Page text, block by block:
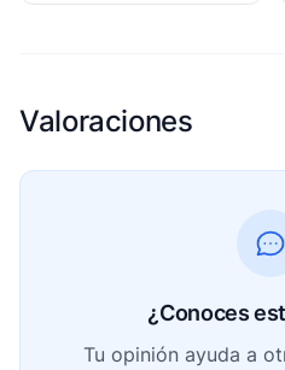
Valoraciones
¿Conoces
Tu opinión ayuda a